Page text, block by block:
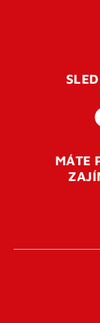
Pro úspěšné
vaší e-mailovou
otevření tohoto
přihlásit.
MÁTE